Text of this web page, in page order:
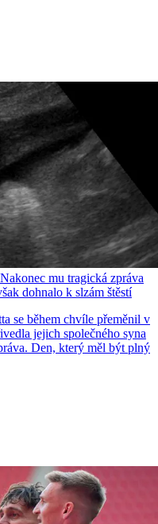
mu tragická zpráva
dohnalo k slzám štěstí
se během chvíle přeměnil v
jejich společného syna
Den, který měl být plný